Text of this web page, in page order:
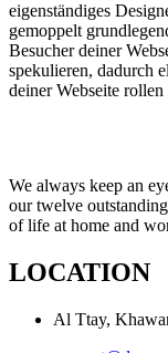
eigenständiges
gemoppelt
Besucher deiner
spekulieren, dadurch
deiner Webseite
We always keep an
our twelve
of life at home and
LOCATION
Al Ttay,